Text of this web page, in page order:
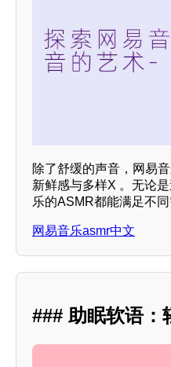
除了舒缓的声音，网易
新鲜感与多样X 。无论
乐的ASMR都能满足不
网易音乐asmr中文
### 助眠软语：